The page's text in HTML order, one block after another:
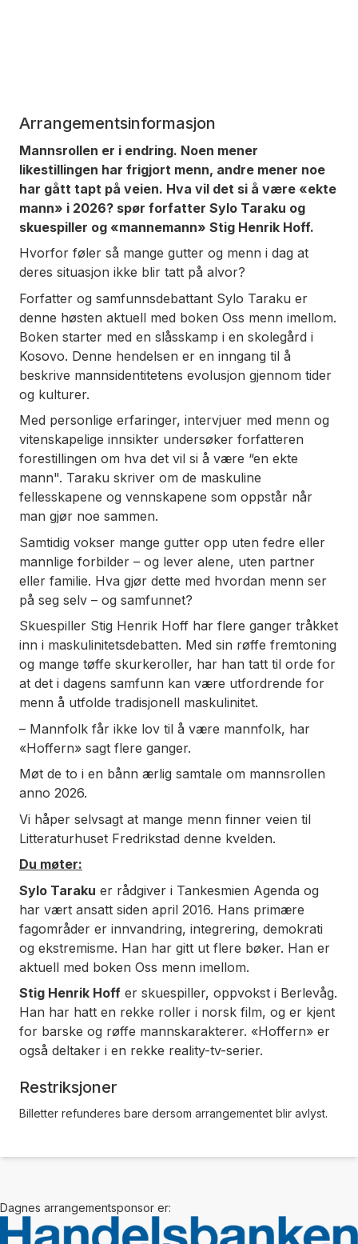
Arrangementsinformasjon
Mannsrollen er i endring. Noen mener
likestillingen har frigjort menn, andre mener noe
har gått tapt på veien. Hva vil det si å være «ekte
mann» i 2026? spør forfatter Sylo Taraku og
skuespiller og «mannemann» Stig Henrik Hoff.
Hvorfor føler så mange gutter og menn i dag at
deres situasjon ikke blir tatt på alvor?
Forfatter og samfunnsdebattant Sylo Taraku er
denne høsten aktuell med boken Oss menn imellom.
Boken starter med en slåsskamp i en skolegård i
Kosovo. Denne hendelsen er en inngang til å
beskrive mannsidentitetens evolusjon gjennom tider
og kulturer.
Med personlige erfaringer, intervjuer med menn og
vitenskapelige innsikter undersøker forfatteren
forestillingen om hva det vil si å være “en ekte
mann". Taraku skriver om de maskuline
fellesskapene og vennskapene som oppstår når
man gjør noe sammen.
Samtidig vokser mange gutter opp uten fedre eller
mannlige forbilder – og lever alene, uten partner
eller familie. Hva gjør dette med hvordan menn ser
på seg selv – og samfunnet?
Skuespiller Stig Henrik Hoff har flere ganger tråkket
inn i maskulinitetsdebatten. Med sin røffe fremtoning
og mange tøffe skurkeroller, har han tatt til orde for
at det i dagens samfunn kan være utfordrende for
menn å utfolde tradisjonell maskulinitet.
– Mannfolk får ikke lov til å være mannfolk, har
«Hoffern» sagt flere ganger.
Møt de to i en bånn ærlig samtale om mannsrollen
anno 2026.
Vi håper selvsagt at mange menn finner veien til
Litteraturhuset Fredrikstad denne kvelden.
Du møter:
Sylo Taraku er rådgiver i Tankesmien Agenda og
har vært ansatt siden april 2016. Hans primære
fagområder er innvandring, integrering, demokrati
og ekstremisme. Han har gitt ut flere bøker. Han er
aktuell med boken Oss menn imellom.
Stig Henrik Hoff er skuespiller, oppvokst i Berlevåg.
Han har hatt en rekke roller i norsk film, og er kjent
for barske og røffe mannskarakterer. «Hoffern» er
også deltaker i en rekke reality-tv-serier.
Restriksjoner
Billetter refunderes bare dersom arrangementet blir avlyst.
Dagnes arrangementsponsor er: